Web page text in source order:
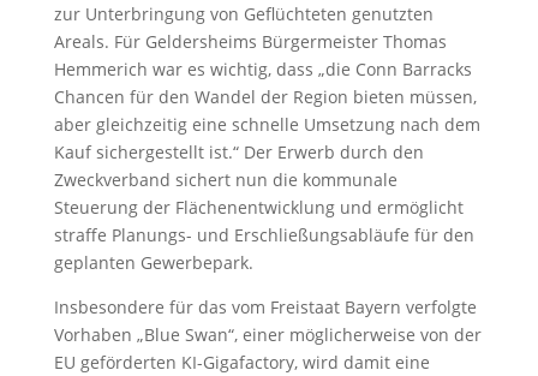
zur Unterbringung von Geflüchteten genutzten
Areals. Für Geldersheims Bürgermeister Thomas
Hemmerich war es wichtig, dass „die Conn Barracks
Chancen für den Wandel der Region bieten müssen,
aber gleichzeitig eine schnelle Umsetzung nach dem
Kauf sichergestellt ist.“ Der Erwerb durch den
Zweckverband sichert nun die kommunale
Steuerung der Flächenentwicklung und ermöglicht
straffe Planungs- und Erschließungsabläufe für den
geplanten Gewerbepark.
Insbesondere für das vom Freistaat Bayern verfolgte
Vorhaben „Blue Swan“, einer möglicherweise von der
EU geförderten KI-Gigafactory, wird damit eine